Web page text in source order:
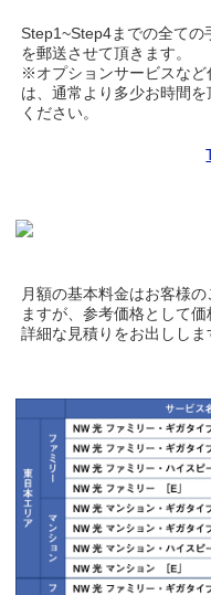
Step1~Step4までの全ての
を郵送させて頂きます。
※オプションサービスなど
は、通常より多少お時間
ください。
月額の基本料金はお客様
ますが、参考価格として価
詳細な見積りをお出ししま